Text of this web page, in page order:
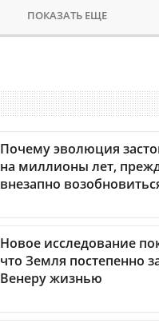
ПОКАЗАТЬ ЕЩЕ
Почему эволюция
на миллионы лет,
внезапно
Новое исследование
что Земля постепенно
Венеру жизнью